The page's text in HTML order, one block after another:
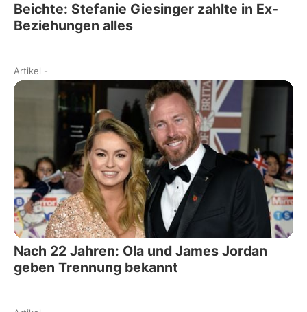
Beichte: Stefanie Giesinger zahlte in Ex-
Beziehungen alles
Artikel -
Nach 22 Jahren: Ola und James Jordan
geben Trennung bekannt